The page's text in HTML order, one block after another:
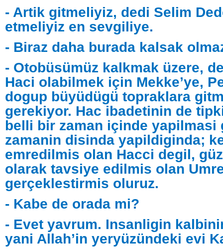
- Artik gitmeliyiz, dedi Selim
etmeliyiz en sevgiliye.
- Biraz daha burada kalsak
- Otobüsümüz kalkmak üzere,
Haci olabilmek için Mekke’ye,
dogup büyüdügü topraklara
gerekiyor. Hac ibadetinin de
belli bir zaman içinde yapilmasi
zamanin disinda yapildiginda;
emredilmis olan Hacci degil,
olarak tavsiye edilmis olan
gerçeklestirmis oluruz.
- Kabe de orada mi?
- Evet yavrum. Insanligin
yani Allah’in yeryüzündeki evi